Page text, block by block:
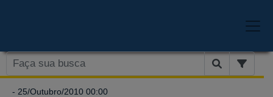
- 25/Outubro/2010 00:00